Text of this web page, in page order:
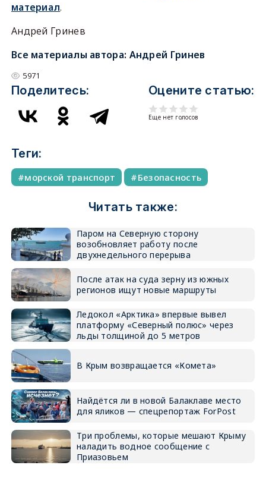
материал.
Андрей Гринев
Все материалы автора: Андрей Гринев
5971
Поделитесь: Оцените статью:
Еще нет голосов
Теги:
морской транспорт Безопасность
Читать также:
Паром на Северную сторону
возобновляет работу после
двухнедельного перерыва
После атак на суда зерну из южных
регионов ищут новые маршруты
Ледокол «Арктика» впервые вывел
платформу «Северный полюс» через
льды толщиной до 5 метров
В Крым возвращается «Комета»
Найдётся ли в новой Балаклаве место
для яликов — спецрепортаж ForPost
Три проблемы, которые мешают Крыму
наладить водное сообщение с
Приазовьем